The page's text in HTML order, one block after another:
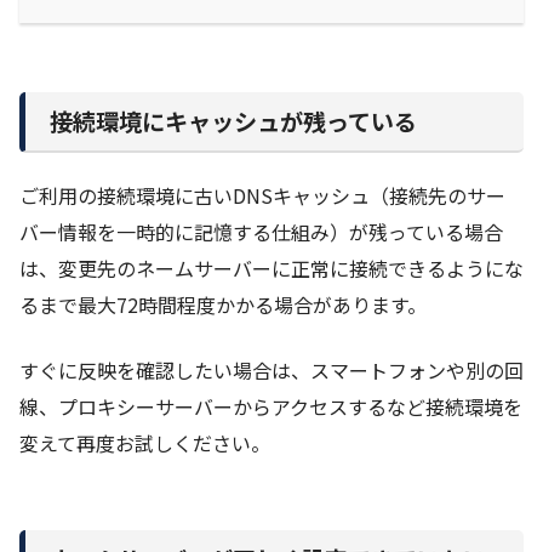
接続環境にキャッシュが残っている
ご利用の接続環境に古いDNSキャッシュ（接続先のサー
バー情報を一時的に記憶する仕組み）が残っている場合
は、変更先のネームサーバーに正常に接続できるようにな
るまで最大72時間程度かかる場合があります。
すぐに反映を確認したい場合は、スマートフォンや別の回
線、プロキシーサーバーからアクセスするなど接続環境を
変えて再度お試しください。